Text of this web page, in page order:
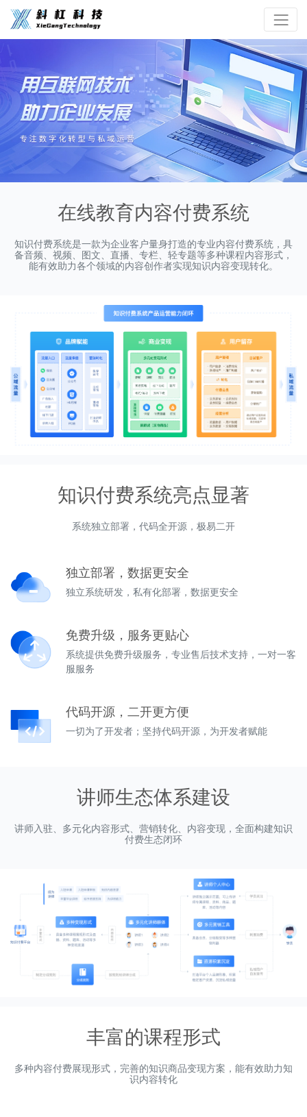
在线教育内容付费系统
知识付费系统是一款为企业客户量身打造的专业内容付费系统，具
备音频、视频、图文、直播、专栏、轻专题等多种课程内容形式，
能有效助力各个领域的内容创作者实现知识内容变现转化。
知识付费系统亮点显著
系统独立部署，代码全开源，极易二开
独立部署，数据更安全
独立系统研发，私有化部署，数据更安全
免费升级，服务更贴心
系统提供免费升级服务，专业售后技术支持，一对一客
服服务
代码开源，二开更方便
一切为了开发者；坚持代码开源，为开发者赋能
讲师生态体系建设
讲师入驻、多元化内容形式、营销转化、内容变现，全面构建知识
付费生态闭环
丰富的课程形式
多种内容付费展现形式，完善的知识商品变现方案，能有效助力知
识内容转化